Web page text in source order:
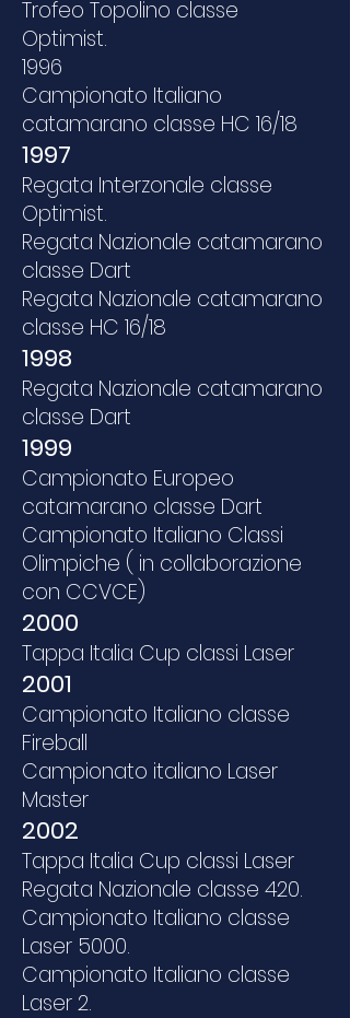
Trofeo Topolino classe
Optimist.
1996
Campionato Italiano
catamarano classe HC 16/18
1997
Regata Interzonale classe
Optimist.
Regata Nazionale catamarano
classe Dart
Regata Nazionale catamarano
classe HC 16/18
1998
Regata Nazionale catamarano
classe Dart
1999
Campionato Europeo
catamarano classe Dart
Campionato Italiano Classi
Olimpiche ( in collaborazione
con CCVCE)
2000
Tappa Italia Cup classi Laser
2001
Campionato Italiano classe
Fireball
Campionato italiano Laser
Master
2002
Tappa Italia Cup classi Laser
Regata Nazionale classe 420.
Campionato Italiano classe
Laser 5000.
Campionato Italiano classe
Laser 2.